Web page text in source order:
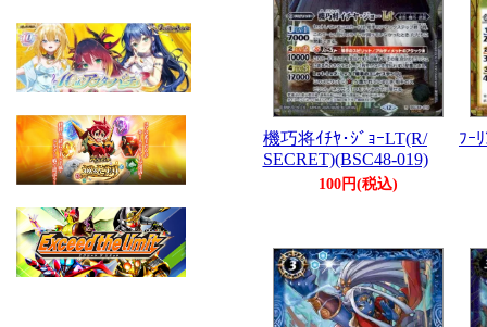
機巧将ｲﾁﾔ･ｼﾞｮｰLT(R/
SECRET)(BSC48-019)
100円(税込)
ﾌｰ